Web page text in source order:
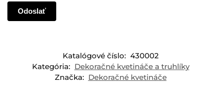
Katalógové číslo: 430002
Kategória: Dekoračné kvetináče a truhlíky
Značka: Dekoračné kvetináče